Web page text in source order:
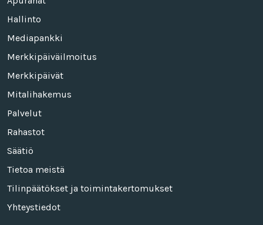
Hallinto
Mediapankki
Merkkipäiväilmoitus
Merkkipäivät
Mitalihakemus
Palvelut
Rahastot
Säätiö
Tietoa meistä
Tilinpäätökset ja toimintakertomukset
Yhteystiedot